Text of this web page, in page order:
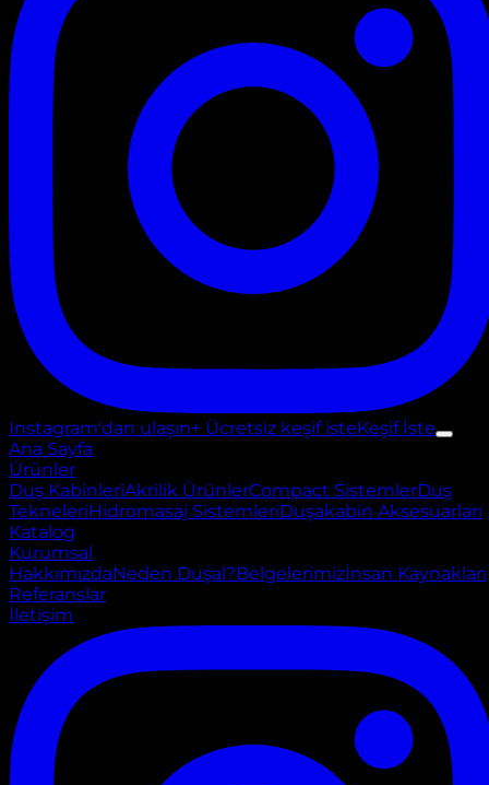
Instagram'dan ulaşın+ Ücretsiz keşif isteKeşif İste
Ana Sayfa
Ürünler
Duş KabinleriAkrilik ÜrünlerCompact SistemlerDuş
TekneleriHidromasaj SistemleriDuşakabin Aksesuarları
Katalog
Kurumsal
HakkımızdaNeden Duşal?Belgelerimizİnsan Kaynakları
Referanslar
İletişim